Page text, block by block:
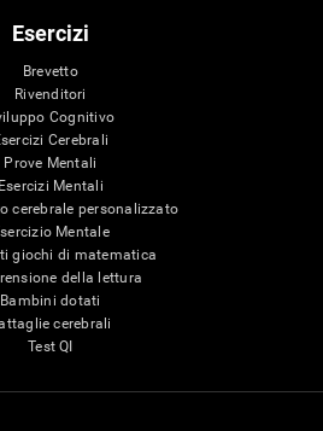
Esercizi
Brevetto
Rivenditori
Cognitivo
Cerebrali
Prove Mentali
Esercizi Mentali
cerebrale personalizzato
Mentale
giochi di matematica
della lettura
Bambini dotati
cerebrali
Test QI